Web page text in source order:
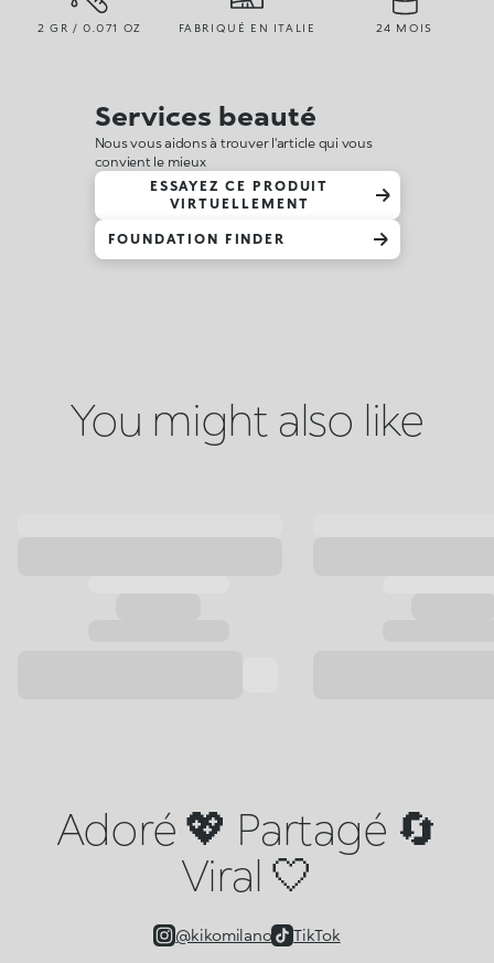
2 GR / 0.071 OZ FABRIQUÉ EN ITALIE 24 MOIS
Services beauté
Nous vous aidons à trouver l'article qui vous
convient le mieux
ESSAYEZ CE PRODUIT
VIRTUELLEMENT
FOUNDATION FINDER
You might also like
Adoré 💖 Partagé 🔄
Viral 🤍
@kikomilano TikTok